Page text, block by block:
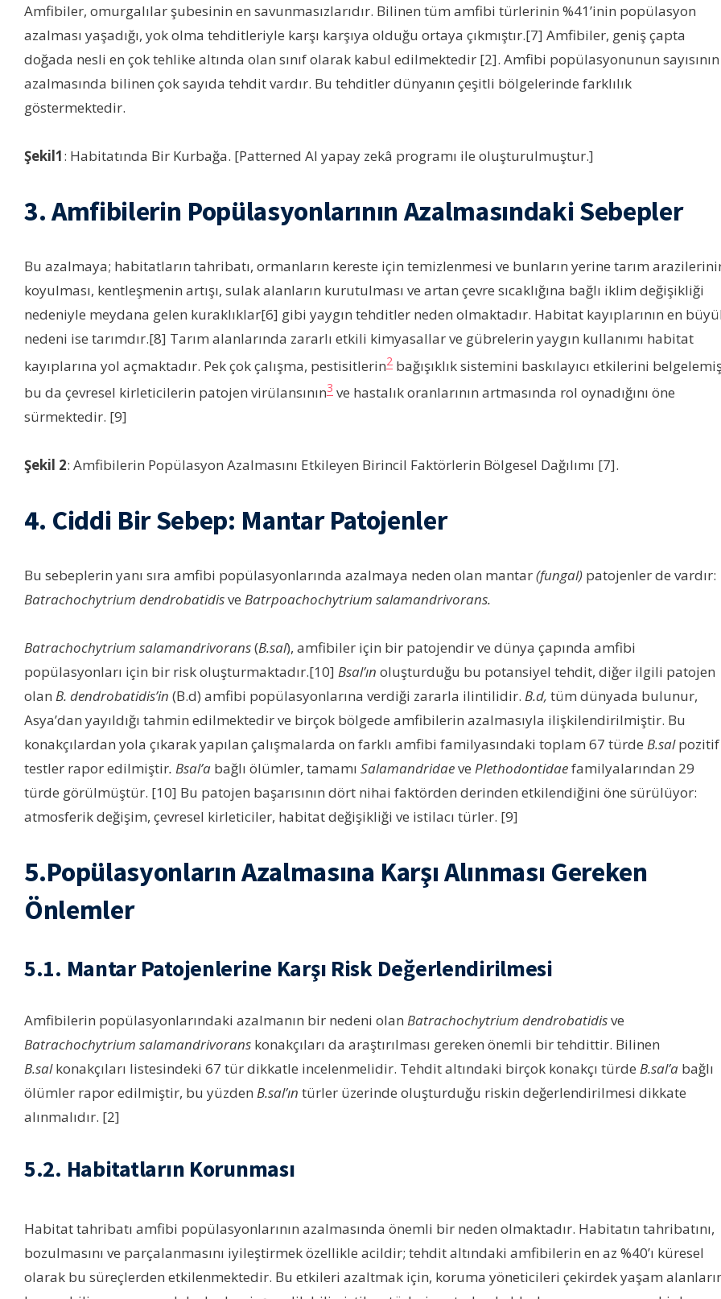
Amfibiler, omurgalılar şubesinin en savunmasızlarıdır. Bilinen tüm amfibi türlerinin %41’inin popülasyon
azalması yaşadığı, yok olma tehditleriyle karşı karşıya olduğu ortaya çıkmıştır.[7] Amfibiler, geniş çapta
doğada nesli en çok tehlike altında olan sınıf olarak kabul edilmektedir [2]. Amfibi popülasyonunun sayısının
azalmasında bilinen çok sayıda tehdit vardır. Bu tehditler dünyanın çeşitli bölgelerinde farklılık
göstermektedir.
Şekil1: Habitatında Bir Kurbağa. [Patterned AI yapay zekâ programı ile oluşturulmuştur.]
3. Amfibilerin Popülasyonlarının Azalmasındaki Sebepler
Bu azalmaya; habitatların tahribatı, ormanların kereste için temizlenmesi ve bunların yerine tarım
koyulması, kentleşmenin artışı, sulak alanların kurutulması ve artan çevre sıcaklığına bağlı iklim değişikliği
nedeniyle meydana gelen kuraklıklar[6] gibi yaygın tehditler neden olmaktadır. Habitat kayıplarının en
nedeni ise tarımdır.[8] Tarım alanlarında zararlı etkili kimyasallar ve gübrelerin yaygın kullanımı habitat
kayıplarına yol açmaktadır. Pek çok çalışma, pestisitlerin2 bağışıklık sistemini baskılayıcı etkilerini
bu da çevresel kirleticilerin patojen virülansının3 ve hastalık oranlarının artmasında rol oynadığını öne
sürmektedir. [9]
Şekil 2: Amfibilerin Popülasyon Azalmasını Etkileyen Birincil Faktörlerin Bölgesel Dağılımı [7].
4. Ciddi Bir Sebep: Mantar Patojenler
Bu sebeplerin yanı sıra amfibi popülasyonlarında azalmaya neden olan mantar(fungal) patojenler de vardır:
Batrachochytrium dendrobatidisve Batrpoachochytrium salamandrivorans.
Batrachochytrium salamandrivorans(B.sal), amfibiler için bir patojendir ve dünya çapında amfibi
popülasyonları için bir risk oluşturmaktadır.[10] Bsal’ın oluşturduğu bu potansiyel tehdit, diğer ilgili patojen
olan B. dendrobatidis’in (B.d) amfibi popülasyonlarına verdiği zararla ilintilidir. B.d, tüm dünyada bulunur,
Asya’dan yayıldığı tahmin edilmektedir ve birçok bölgede amfibilerin azalmasıyla ilişkilendirilmiştir. Bu
konakçılardan yola çıkarak yapılan çalışmalarda on farklı amfibi familyasındaki toplam 67 türde B.salpozitif
testler rapor edilmiştir. Bsal’a bağlı ölümler, tamamı Salamandridaeve Plethodontidaefamilyalarından 29
türde görülmüştür. [10] Bu patojen başarısının dört nihai faktörden derinden etkilendiğini öne sürülüyor:
atmosferik değişim, çevresel kirleticiler, habitat değişikliği ve istilacı türler. [9]
5.Popülasyonların Azalmasına Karşı Alınması Gereken
Önlemler
5.1. Mantar Patojenlerine Karşı Risk Değerlendirilmesi
Amfibilerin popülasyonlarındaki azalmanın bir nedeni olan Batrachochytrium dendrobatidisve
Batrachochytrium salamandrivorans konakçıları da araştırılması gereken önemli bir tehdittir. Bilinen
B.salkonakçıları listesindeki 67 tür dikkatle incelenmelidir. Tehdit altındaki birçok konakçı türde B.sal’a bağlı
ölümler rapor edilmiştir, bu yüzden B.sal’ın türler üzerinde oluşturduğu riskin değerlendirilmesi dikkate
alınmalıdır. [2]
5.2. Habitatların Korunması
Habitat tahribatı amfibi popülasyonlarının azalmasında önemli bir neden olmaktadır. Habitatın tahribatını,
bozulmasını ve parçalanmasını iyileştirmek özellikle acildir; tehdit altındaki amfibilerin en az %40’ı küresel
olarak bu süreçlerden etkilenmektedir. Bu etkileri azaltmak için, koruma yöneticileri çekirdek yaşam